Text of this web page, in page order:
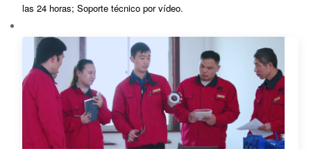
las 24 horas; Soporte técnico por vídeo.